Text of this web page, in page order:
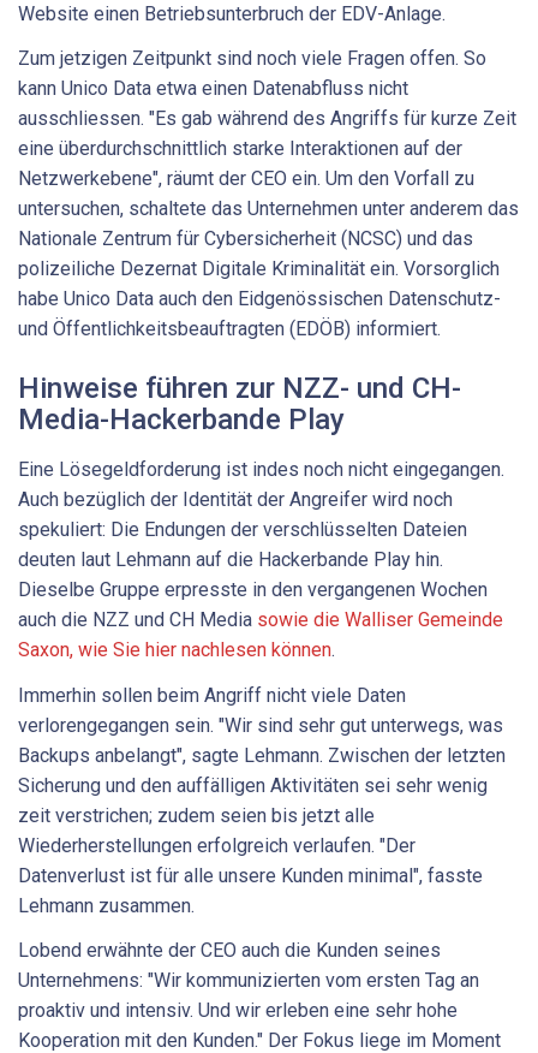
Website einen Betriebsunterbruch der EDV-Anlage.
Zum jetzigen Zeitpunkt sind noch viele Fragen offen. So
kann Unico Data etwa einen Datenabfluss nicht
ausschliessen. "Es gab während des Angriffs für kurze Zeit
eine überdurchschnittlich starke Interaktionen auf der
Netzwerkebene", räumt der CEO ein. Um den Vorfall zu
untersuchen, schaltete das Unternehmen unter anderem das
Nationale Zentrum für Cybersicherheit (NCSC) und das
polizeiliche Dezernat Digitale Kriminalität ein. Vorsorglich
habe Unico Data auch den Eidgenössischen Datenschutz-
und Öffentlichkeitsbeauftragten (EDÖB) informiert.
Hinweise führen zur NZZ- und CH-
Media-Hackerbande Play
Eine Lösegeldforderung ist indes noch nicht eingegangen.
Auch bezüglich der Identität der Angreifer wird noch
spekuliert: Die Endungen der verschlüsselten Dateien
deuten laut Lehmann auf die Hackerbande Play hin.
Dieselbe Gruppe erpresste in den vergangenen Wochen
auch die NZZ und CH Media sowie die Walliser Gemeinde
Saxon, wie Sie hier nachlesen können.
Immerhin sollen beim Angriff nicht viele Daten
verlorengegangen sein. "Wir sind sehr gut unterwegs, was
Backups anbelangt", sagte Lehmann. Zwischen der letzten
Sicherung und den auffälligen Aktivitäten sei sehr wenig
zeit verstrichen; zudem seien bis jetzt alle
Wiederherstellungen erfolgreich verlaufen. "Der
Datenverlust ist für alle unsere Kunden minimal", fasste
Lehmann zusammen.
Lobend erwähnte der CEO auch die Kunden seines
Unternehmens: "Wir kommunizierten vom ersten Tag an
proaktiv und intensiv. Und wir erleben eine sehr hohe
Kooperation mit den Kunden." Der Fokus liege im Moment